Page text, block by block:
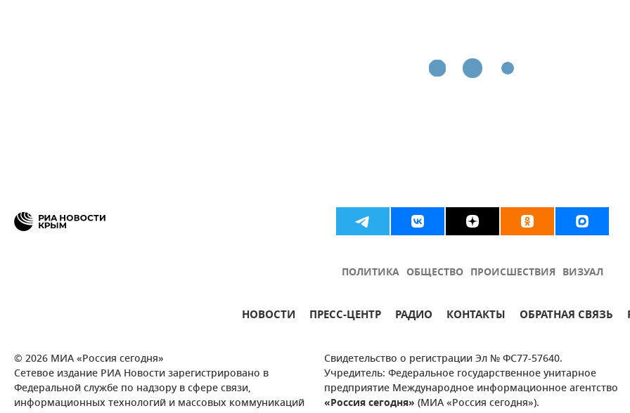
ПОЛИТИКА ОБЩЕСТВО ПРОИСШЕСТВИЯ ВИЗУАЛ
НОВОСТИ ПРЕСС-ЦЕНТР РАДИО КОНТАКТЫ ОБРАТНАЯ СВЯЗЬ
© 2026 МИА «Россия сегодня»
Сетевое издание РИА Новости зарегистрировано в
Федеральной службе по надзору в сфере связи,
информационных технологий и массовых коммуникаций
Свидетельство о регистрации Эл № ФС77-57640.
Учредитель: Федеральное государственное унитарное
предприятие Международное информационное агентство
«Россия сегодня» (МИА «Россия сегодня»).